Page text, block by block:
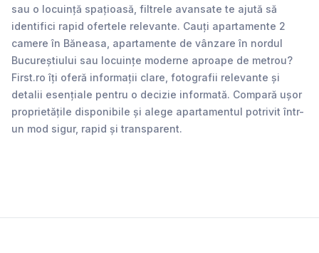
sau o locuință spațioasă, filtrele avansate te ajută să
identifici rapid ofertele relevante. Cauți apartamente 2
camere în Băneasa, apartamente de vânzare în nordul
Bucureștiului sau locuințe moderne aproape de metrou?
First.ro îți oferă informații clare, fotografii relevante și
detalii esențiale pentru o decizie informată. Compară ușor
proprietățile disponibile și alege apartamentul potrivit într-
un mod sigur, rapid și transparent.